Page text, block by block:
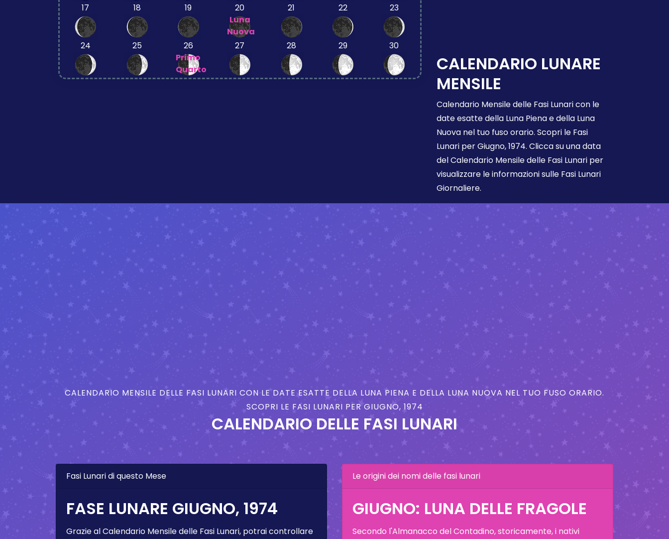
17 18 19
20
Luna
Nuova
21 22 23
24 25
26
Primo
Quarto
27 28 29 30
CALENDARIO LUNARE
MENSILE
Calendario Mensile delle Fasi Lunari con le
date esatte della Luna Piena e della Luna
Nuova nel tuo fuso orario. Scopri le Fasi
Lunari per Giugno, 1974. Clicca su una data
del Calendario Mensile delle Fasi Lunari per
visualizzare le informazioni sulle Fasi Lunari
Giornaliere.
CALENDARIO MENSILE DELLE FASI LUNARI CON LE DATE ESATTE DELLA LUNA PIENA E DELLA LUNA NUOVA NEL TUO FUSO ORARIO.
SCOPRI LE FASI LUNARI PER GIUGNO, 1974
CALENDARIO DELLE FASI LUNARI
Fasi Lunari di questo Mese
FASE LUNARE GIUGNO, 1974
Grazie al Calendario Mensile delle Fasi Lunari, potrai controllare
Le origini dei nomi delle fasi lunari
GIUGNO: LUNA DELLE FRAGOLE
Secondo l'Almanacco del Contadino, storicamente, i nativi